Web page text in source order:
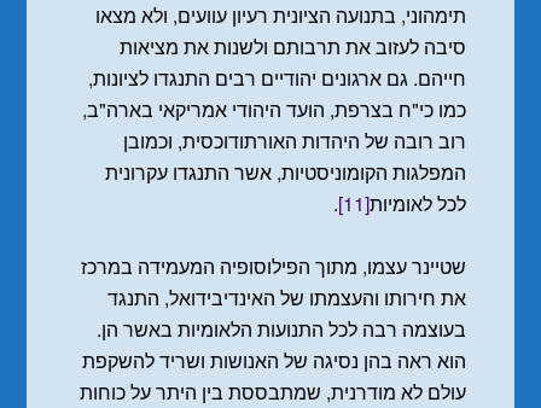
תימהוני, בתנועה הציונית רעיון עוועים, ולא מצאו
סיבה לעזוב את תרבותם ולשנות את מציאות
חייהם. גם ארגונים יהודיים רבים התנגדו לציונות,
כמו כי"ח בצרפת, הועד היהודי אמריקאי בארה"ב,
רוב רובה של היהדות האורתודוכסית, וכמובן
המפלגות הקומוניסטיות, אשר התנגדו עקרונית
לכל לאומיות[11]
.
שטיינר עצמו, מתוך הפילוסופיה המעמידה במרכז
את חירותו והעצמתו של האינדיבידואל, התנגד
בעוצמה רבה לכל התנועות הלאומיות באשר הן.
הוא ראה בהן נסיגה של האנושות ושריד להשקפת
עולם לא מודרנית, שמתבססת בין היתר על כוחות